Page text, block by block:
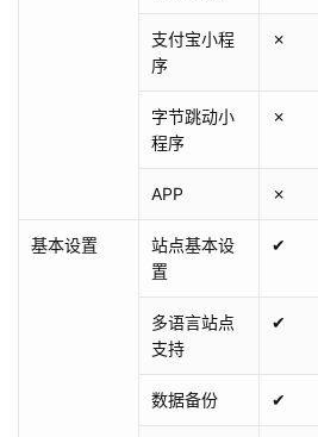
支付宝小程
序
✗
字节跳动小
程序
✗
APP ✗
基本设置
站点基本设
置
✔
多语言站点
支持
✔
数据备份 ✔